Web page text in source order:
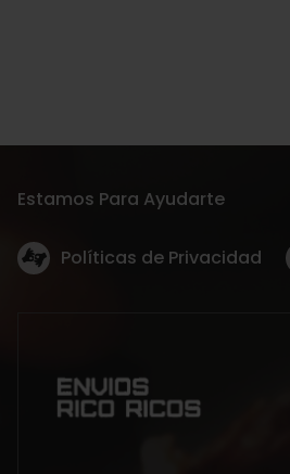
Estamos Para Ayudarte
Políticas de Privacidad